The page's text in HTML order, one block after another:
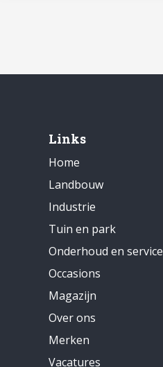
Links
Home
Landbouw
Industrie
Tuin en park
Onderhoud en service
Occasions
Magazijn
Over ons
Merken
Vacatures